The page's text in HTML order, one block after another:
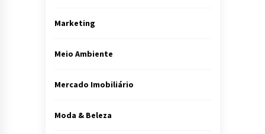
Marketing
Meio Ambiente
Mercado Imobiliário
Moda & Beleza